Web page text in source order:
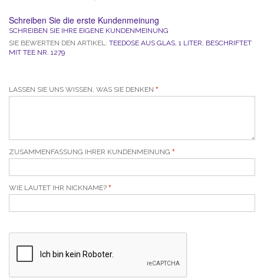
Schreiben Sie die erste Kundenmeinung
SCHREIBEN SIE IHRE EIGENE KUNDENMEINUNG
SIE BEWERTEN DEN ARTIKEL: TEEDOSE AUS GLAS, 1 LITER, BESCHRIFTET
MIT TEE NR. 1279
LASSEN SIE UNS WISSEN, WAS SIE DENKEN
ZUSAMMENFASSUNG IHRER KUNDENMEINUNG
WIE LAUTET IHR NICKNAME?